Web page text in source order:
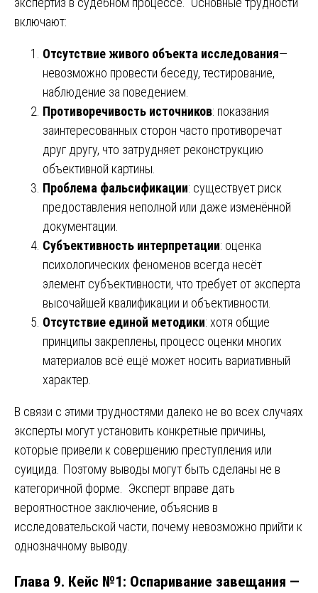
включают:
Отсутствие живого объекта исследования—
невозможно провести беседу, тестирование,
наблюдение за поведением.
Противоречивость источников: показания
заинтересованных сторон часто противоречат
друг другу, что затрудняет реконструкцию
объективной картины.
Проблема фальсификации: существует риск
предоставления неполной или даже изменённой
документации.
Субъективность интерпретации: оценка
психологических феноменов всегда несёт
элемент субъективности, что требует от эксперта
высочайшей квалификации и объективности.
Отсутствие единой методики: хотя общие
принципы закреплены, процесс оценки многих
материалов всё ещё может носить вариативный
характер.
В связи с этими трудностями далеко не во всех случаях
эксперты могут установить конкретные причины,
которые привели к совершению преступления или
суицида. Поэтому выводы могут быть сделаны не в
категоричной форме. Эксперт вправе дать
вероятностное заключение, объяснив в
исследовательской части, почему невозможно прийти к
однозначному выводу.
Глава 9. Кейс №1: Оспаривание завещания —